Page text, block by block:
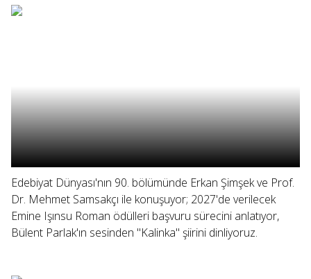
Edebiyat Dünyası'nın 90. bölümünde Erkan Şimşek ve Prof.
Dr. Mehmet Samsakçı ile konuşuyor; 2027'de verilecek
Emine Işınsu Roman ödülleri başvuru sürecini anlatıyor,
Bülent Parlak'ın sesinden "Kalinka" şiirini dinliyoruz.